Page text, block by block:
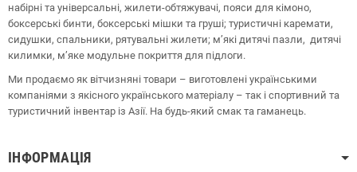
набірні та універсальні, жилети-обтяжувачі, пояси для кімоно,
боксерські бинти, боксерські мішки та груші; туристичні каремати,
сидушки, спальники, рятувальні жилети; м’які дитячі пазли, дитячі
килимки, м’яке модульне покриття для підлоги.
Ми продаємо як вітчизняні товари – виготовлені українськими
компаніями з якісного українського матеріалу – так і спортивний та
туристичний інвентар із Азії. На будь-який смак та гаманець.
ІНФОРМАЦІЯ